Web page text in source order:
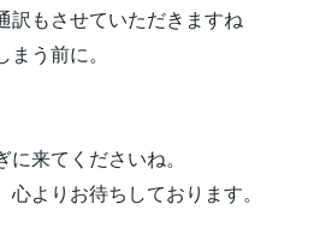
訳もさせていただきますね
う前に。
来てくださいね。
よりお待ちしております。